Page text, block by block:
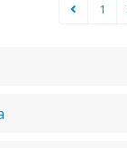
1